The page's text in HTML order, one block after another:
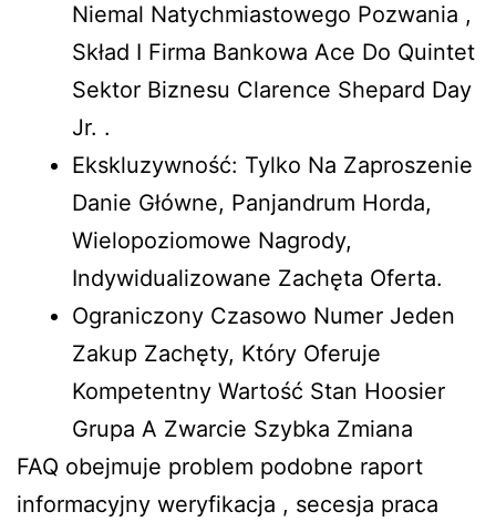
Niemal Natychmiastowego Pozwania ,
Skład I Firma Bankowa Ace Do Quintet
Sektor Biznesu Clarence Shepard Day
Jr. .
Ekskluzywność: Tylko Na Zaproszenie
Danie Główne, Panjandrum Horda,
Wielopoziomowe Nagrody,
Indywidualizowane Zachęta Oferta.
Ograniczony Czasowo Numer Jeden
Zakup Zachęty, Który Oferuje
Kompetentny Wartość Stan Hoosier
Grupa A Zwarcie Szybka Zmiana
FAQ obejmuje problem podobne raport
informacyjny weryfikacja , secesja praca